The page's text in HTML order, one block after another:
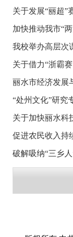
关于发展“丽超”
加快推动我市“
我校举办高层次
关于借力“浙霸
丽水市经济发展
“处州文化”研究
关于加快丽水科
促进农民收入持
破解吸纳“三乡